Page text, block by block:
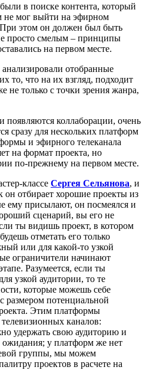
в поиске контента, который
не мог выйти на эфирном
этом он должен был быть
просто смелым – принципы
на первом месте.
отобранные
то, что на их взгляд, подходит
не только с точки зрения жанра,
появляются коллаборации, очень
сразу для нескольких платформ
и эфирного телеканала
на формат проекта, но
по-прежнему на первом месте.
классе Сергея Сельянова, и
он отбирает хорошие проекты из
ему присылают, он посмеялся и
сценарий, вы его не
ты видишь проект, в котором
отметать его только
или для какой-то узкой
ограничители начинают
Разумеется, если ты
узкой аудитории, то те
которые можешь себе
размером потенциальной
Этим платформы
каналов:
удержать свою аудиторию и
ожидания; у платформ же нет
группы, мы можем
проектов в расчете на